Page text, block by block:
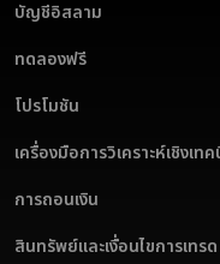
บัญชีอิสลาม
ทดลองฟรี
โปรโมชัน
เครื่องมือการวิเคราะห์เชิงเท
การถอนเงิน
สินทรัพย์และเงื่อนไขการเทรด